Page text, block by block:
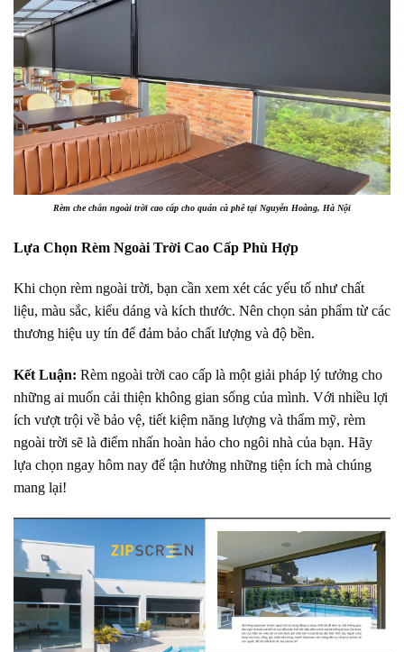
Rèm che chắn ngoài trời cao cấp cho quán cà phê tại Nguyễn Hoàng, Hà Nội
Lựa Chọn Rèm Ngoài Trời Cao Cấp Phù Hợp
Khi chọn rèm ngoài trời, bạn cần xem xét các yếu tố như chất
liệu, màu sắc, kiểu dáng và kích thước. Nên chọn sản phẩm từ các
thương hiệu uy tín để đảm bảo chất lượng và độ bền.
Kết Luận: Rèm ngoài trời cao cấp là một giải pháp lý tưởng cho
những ai muốn cải thiện không gian sống của mình. Với nhiều lợi
ích vượt trội về bảo vệ, tiết kiệm năng lượng và thẩm mỹ, rèm
ngoài trời sẽ là điểm nhấn hoàn hảo cho ngôi nhà của bạn. Hãy
lựa chọn ngay hôm nay để tận hưởng những tiện ích mà chúng
mang lại!